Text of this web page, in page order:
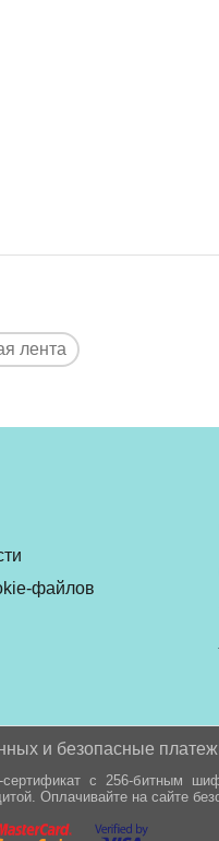
лента
файлов
и безопасные
с 256-битным
Оплачивайте на сайте